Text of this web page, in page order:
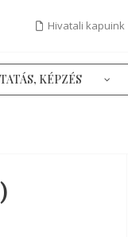
Hivatali kapuink
KÉPZÉS